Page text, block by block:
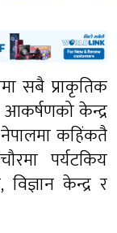
सबै प्राकृतिक
आकर्षणको केन्द्र
कहिंकतै
पर्यटकिय
केन्द्र र